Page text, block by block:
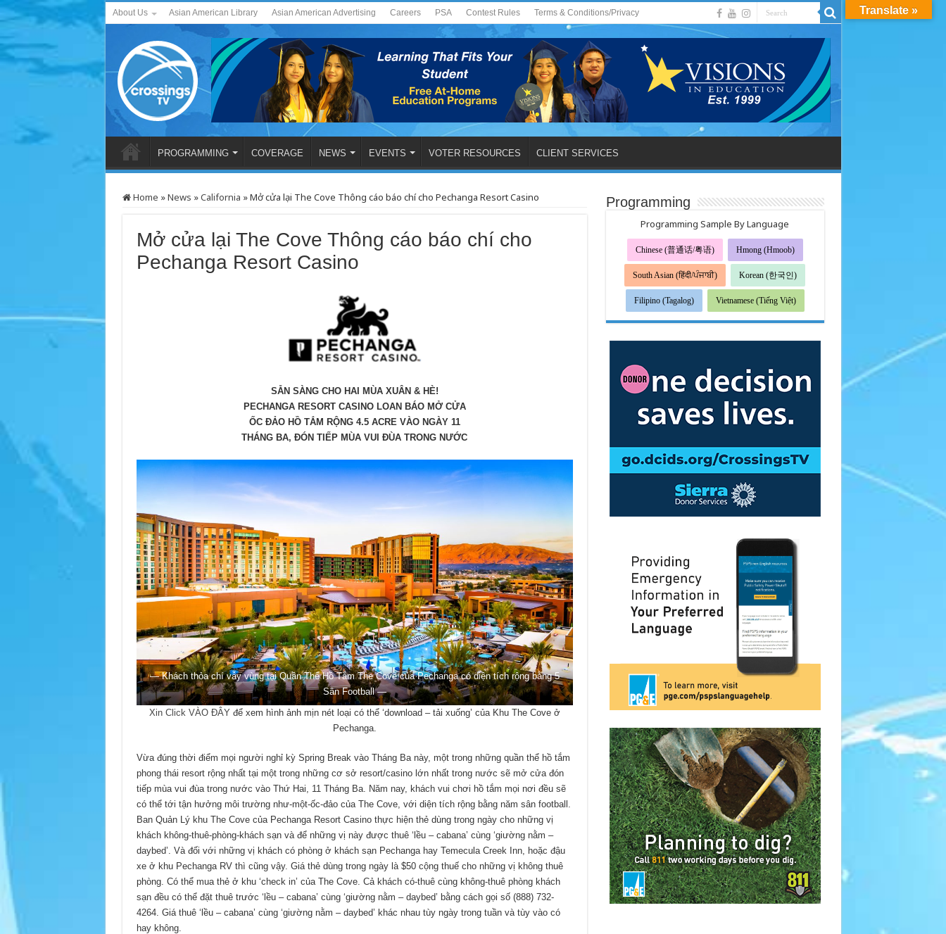
About Us Asian American Library Asian American Advertising Careers PSA Contest Rules Terms & Conditions/Privacy
PROGRAMMING COVERAGE NEWS EVENTS VOTER RESOURCES CLIENT SERVICES
Home »News »California »Mở cửa lại The Cove Thông cáo báo chí cho Pechanga Resort Casino
Mở cửa lại The Cove Thông cáo báo chí cho
Pechanga Resort Casino
SẴN SÀNG CHO HAI MÙA XUÂN & HÈ!
PECHANGA RESORT CASINO LOAN BÁO MỞ CỬA
ỐC ĐẢO HỒ TẮM RỘNG 4.5 ACRE VÀO NGÀY 11
THÁNG BA, ĐÓN TIẾP MÙA VUI ĐÙA TRONG NƯỚC
— Khách thỏa chí vẫy vùng tại Quần Thể Hồ Tắm The Cove của Pechanga có diện tích rộng bằng 5
Sân Football —
Xin Click VÀO ĐÂY để xem hình ảnh mịn nét loại có thể ‘download – tải xuống’ của Khu The Cove ở
Pechanga.
Vừa đúng thời điểm mọi người nghỉ kỳ Spring Break vào Tháng Ba này, một trong những quần thể hồ tắm
phong thái resort rộng nhất tại một trong những cơ sở resort/casino lớn nhất trong nước sẽ mở cửa đón
tiếp mùa vui đùa trong nước vào Thứ Hai, 11 Tháng Ba. Năm nay, khách vui chơi hồ tắm mọi nơi đều sẽ
có thể tới tận hưởng môi trường như-một-ốc-đảo của The Cove, với diện tích rộng bằng năm sân football.
Ban Quản Lý khu The Cove của Pechanga Resort Casino thực hiện thẻ dùng trong ngày cho những vị
khách không-thuê-phòng-khách sạn và để những vị này được thuê ‘lều – cabana’ cùng ‘giường nằm –
daybed’. Và đối với những vị khách có phòng ở khách sạn Pechanga hay Temecula Creek Inn, hoặc đậu
xe ở khu Pechanga RV thì cũng vậy. Giá thẻ dùng trong ngày là $50 cộng thuế cho những vị không thuê
phòng. Có thể mua thẻ ở khu ‘check in’ của The Cove. Cả khách có-thuê cùng không-thuê phòng khách
sạn đều có thể đặt thuê trước ‘lều – cabana’ cùng ‘giường nằm – daybed’ bằng cách gọi số (888) 732-
4264. Giá thuê ‘lều – cabana’ cùng ‘giường nằm – daybed’ khác nhau tùy ngày trong tuần và tùy vào có
hay không.
Programming
Programming Sample By Language
Chinese (普通话/粤语) Hmong (Hmoob)
South Asian (हिंदी/ਪੰਜਾਬੀ) Korean (한국인)
Filipino (Tagalog) Vietnamese (Tiếng Việt)
Translate »